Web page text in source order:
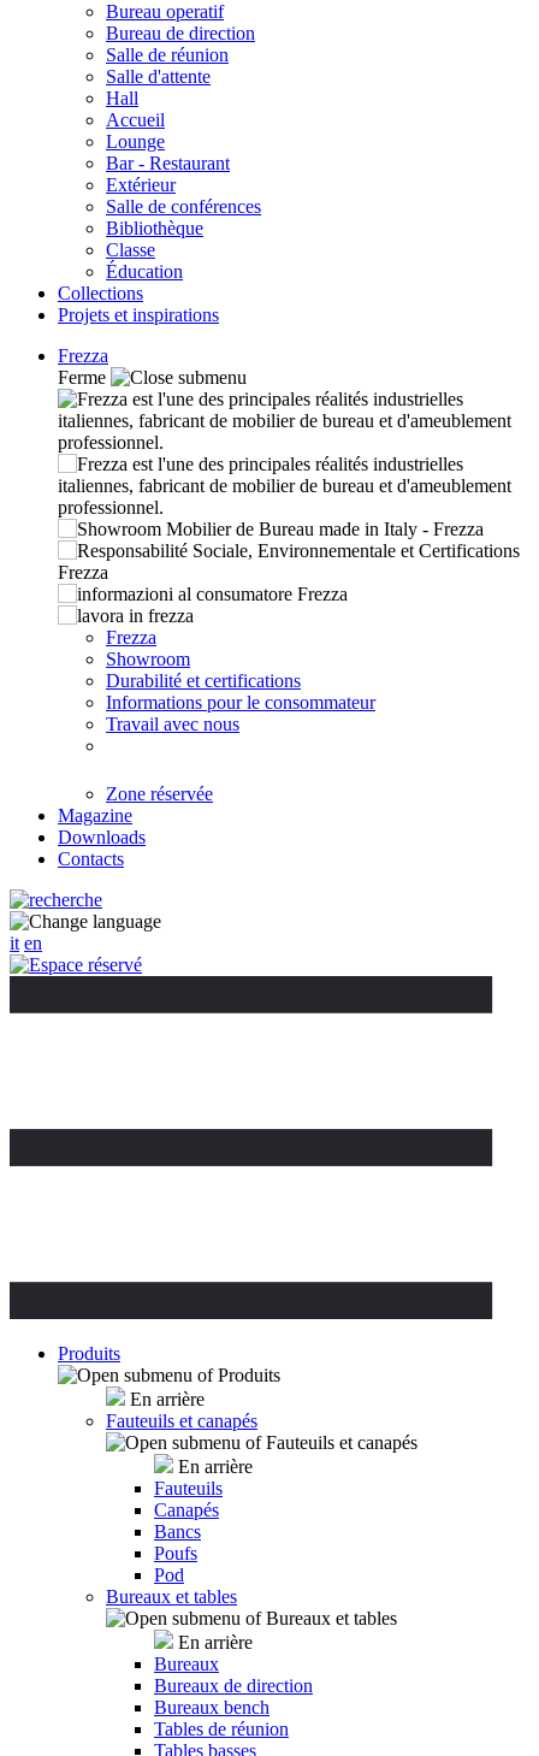
Bureau operatif
Bureau de direction
Salle de réunion
Salle d'attente
Hall
Accueil
Lounge
Bar - Restaurant
Extérieur
Salle de conférences
Bibliothèque
Classe
Éducation
Collections
Projets et inspirations
Frezza
Ferme
Frezza
Showroom
Durabilité et certifications
Informations pour le consommateur
Travail avec nous
Zone réservée
Magazine
Downloads
Contacts
it en
Produits
En arrière
Fauteuils et canapés
En arrière
Fauteuils
Canapés
Bancs
Poufs
Pod
Bureaux et tables
En arrière
Bureaux
Bureaux de direction
Bureaux bench
Tables de réunion
Tables basses